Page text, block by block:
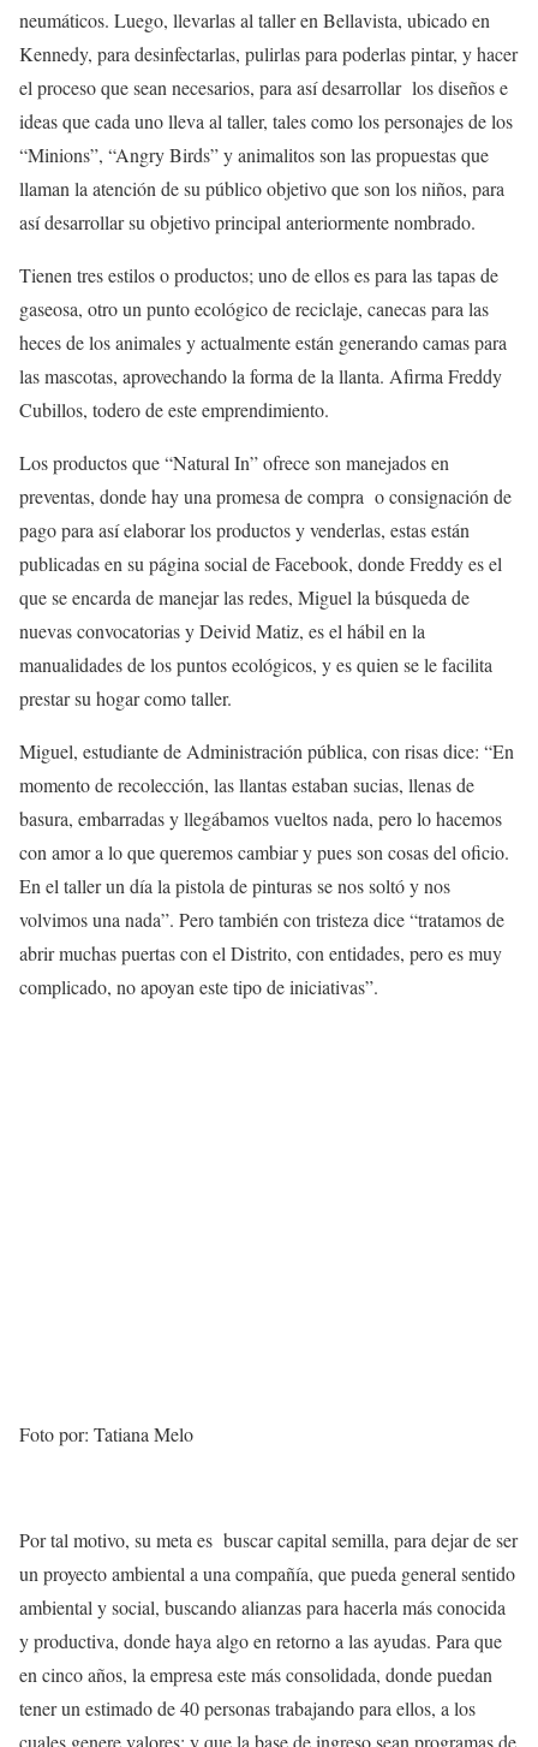
neumáticos. Luego, llevarlas al taller en Bellavista, ubicado en
Kennedy, para desinfectarlas, pulirlas para poderlas pintar, y hacer
el proceso que sean necesarios, para así desarrollar los diseños e
ideas que cada uno lleva al taller, tales como los personajes de los
“Minions”, “Angry Birds” y animalitos son las propuestas que
llaman la atención de su público objetivo que son los niños, para
así desarrollar su objetivo principal anteriormente nombrado.
Tienen tres estilos o productos; uno de ellos es para las tapas de
gaseosa, otro un punto ecológico de reciclaje, canecas para las
heces de los animales y actualmente están generando camas para
las mascotas, aprovechando la forma de la llanta. Afirma Freddy
Cubillos, todero de este emprendimiento.
Los productos que “Natural In” ofrece son manejados en
preventas, donde hay una promesa de compra o consignación de
pago para así elaborar los productos y venderlas, estas están
publicadas en su página social de Facebook, donde Freddy es el
que se encarda de manejar las redes, Miguel la búsqueda de
nuevas convocatorias y Deivid Matiz, es el hábil en la
manualidades de los puntos ecológicos, y es quien se le facilita
prestar su hogar como taller.
Miguel, estudiante de Administración pública, con risas dice: “En
momento de recolección, las llantas estaban sucias, llenas de
basura, embarradas y llegábamos vueltos nada, pero lo hacemos
con amor a lo que queremos cambiar y pues son cosas del oficio.
En el taller un día la pistola de pinturas se nos soltó y nos
volvimos una nada”. Pero también con tristeza dice “tratamos de
abrir muchas puertas con el Distrito, con entidades, pero es muy
complicado, no apoyan este tipo de iniciativas”.
Foto por: Tatiana Melo
Por tal motivo, su meta es buscar capital semilla, para dejar de ser
un proyecto ambiental a una compañía, que pueda general sentido
ambiental y social, buscando alianzas para hacerla más conocida
y productiva, donde haya algo en retorno a las ayudas. Para que
en cinco años, la empresa este más consolidada, donde puedan
tener un estimado de 40 personas trabajando para ellos, a los
cuales genere valores; y que la base de ingreso sean programas de